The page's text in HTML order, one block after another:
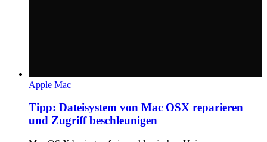
Apple Mac
Tipp: Dateisystem von Mac OSX reparieren
und Zugriff beschleunigen